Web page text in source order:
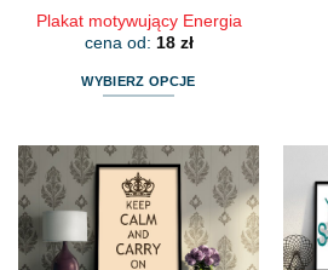
Plakat motywujący Energia
cena od: 18 zł
WYBIERZ OPCJE
ma
wiele
wariantów.
Opcje
można